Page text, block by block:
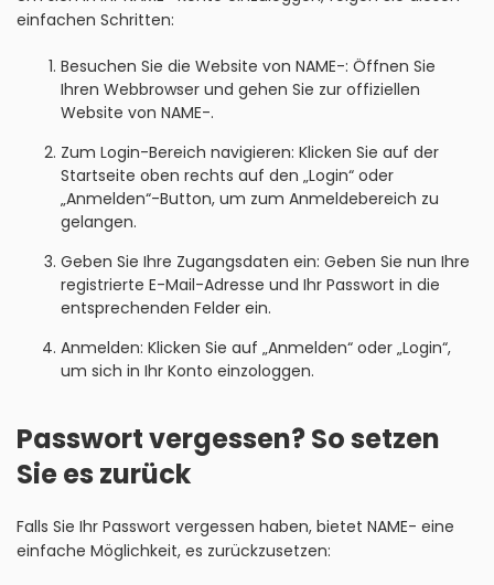
einfachen Schritten:
Besuchen Sie die Website von NAME-: Öffnen Sie
Ihren Webbrowser und gehen Sie zur offiziellen
Website von NAME-.
Zum Login-Bereich navigieren: Klicken Sie auf der
Startseite oben rechts auf den „Login“ oder
„Anmelden“-Button, um zum Anmeldebereich zu
gelangen.
Geben Sie Ihre Zugangsdaten ein: Geben Sie nun Ihre
registrierte E-Mail-Adresse und Ihr Passwort in die
entsprechenden Felder ein.
Anmelden: Klicken Sie auf „Anmelden“ oder „Login“,
um sich in Ihr Konto einzologgen.
Passwort vergessen? So setzen
Sie es zurück
Falls Sie Ihr Passwort vergessen haben, bietet NAME- eine
einfache Möglichkeit, es zurückzusetzen: